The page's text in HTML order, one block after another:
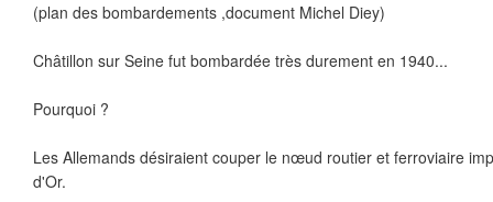
(plan des bombardements ,document Michel Diey)
Châtillon sur Seine fut bombardée très durement en 1940...
Pourquoi ?
Les Allemands désiraient couper le nœud routier et ferroviaire
d'Or.